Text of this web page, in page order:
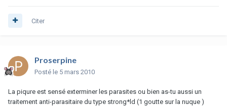
Citer
Proserpine
Posté le 5 mars 2010
La piqure est sensé exterminer les parasites ou bien as-tu aussi un
traitement anti-parasitaire du type strong*ld (1 goutte sur la nuque )